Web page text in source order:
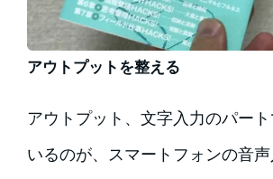
アウトプットを整える
アウトプット、文字入力のパー
いるのが、スマートフォンの音